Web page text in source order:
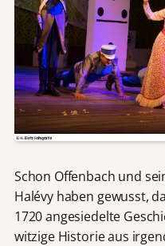
Schon Offenbach und
Halévy haben gewusst,
1720 angesiedelte
witzige Historie aus